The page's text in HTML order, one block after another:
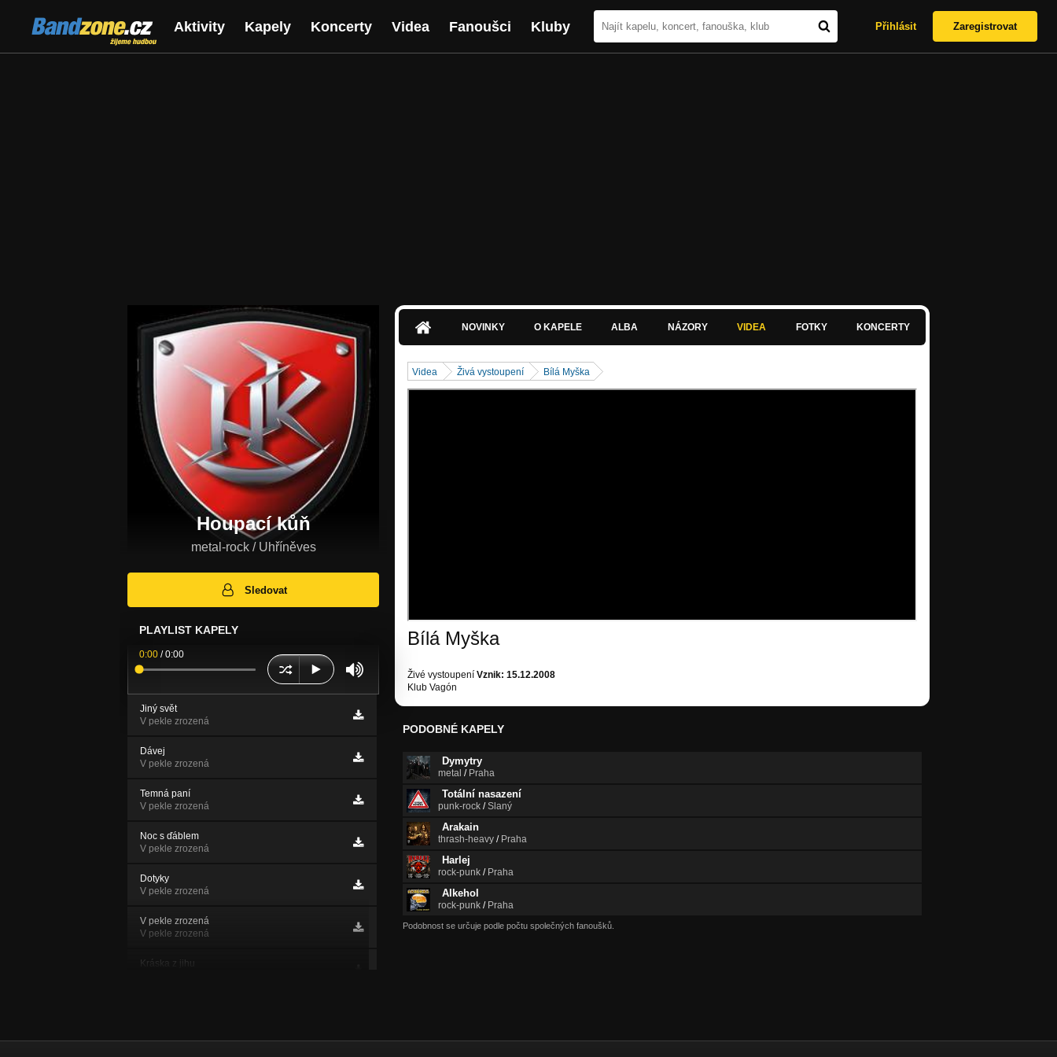
Bandzone.cz
žijeme hudbou
Aktivity Kapely Koncerty Videa Fanoušci Kluby Přihlásit Zaregistrovat
Houpací kůň
metal-rock / Uhříněves
Sledovat
PLAYLIST KAPELY
0:00 /0:00
Jiný svět
V pekle zrozená
Dávej
V pekle zrozená
Temná paní
V pekle zrozená
Noc s ďáblem
V pekle zrozená
Dotyky
V pekle zrozená
V pekle zrozená
V pekle zrozená
Kráska z jihu
NOVINKY O KAPELE ALBA NÁZORY VIDEA FOTKY KONCERTY
Videa Živá vystoupení Bílá Myška
Bílá Myška
Živé vystoupení Vznik: 15.12.2008
Klub Vagón
PODOBNÉ KAPELY
Dymytry
metal / Praha
Totální nasazení
punk-rock /Slaný
Arakain
thrash-heavy / Praha
Harlej
rock-punk / Praha
Alkehol
rock-punk / Praha
Podobnost se určuje podle počtu společných fanoušků.